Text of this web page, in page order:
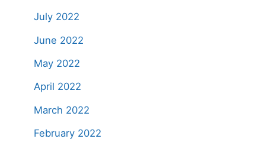
July 2022
June 2022
May 2022
April 2022
March 2022
February 2022